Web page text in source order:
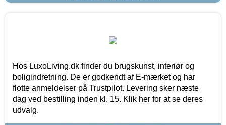
Hos LuxoLiving.dk finder du brugskunst, interiør og
boligindretning. De er godkendt af E-mærket og har
flotte anmeldelser på Trustpilot. Levering sker næste
dag ved bestilling inden kl. 15. Klik her for at se deres
udvalg.